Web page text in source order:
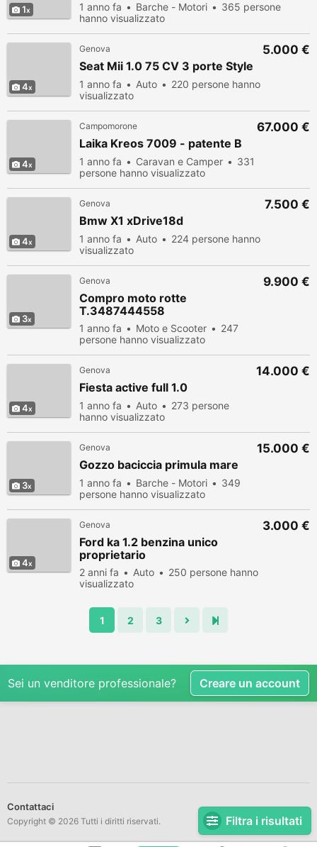
Filtra i risultati
1 1 anno fa Barche - Motori
365 persone
hanno visualizzato
4
Genova
Seat Mii 1.0 75 CV 3 porte Style
1 anno fa Auto
220 persone hanno
visualizzato
5.000 €
4
Campomorone
Laika Kreos 7009 - patente B
1 anno fa Caravan e Camper
331
persone hanno visualizzato
67.000 €
4
Genova
Bmw X1 xDrive18d
1 anno fa Auto
224 persone hanno
visualizzato
7.500 €
3
Genova
Compro moto rotte
T.3487444558
1 anno fa Moto e Scooter
247
persone hanno visualizzato
9.900 €
4
Genova
Fiesta active full 1.0
1 anno fa Auto
273 persone
hanno visualizzato
14.000 €
3
Genova
Gozzo baciccia primula mare
1 anno fa Barche - Motori
349
persone hanno visualizzato
15.000 €
4
Genova
Ford ka 1.2 benzina unico
proprietario
2 anni fa Auto
250 persone hanno
visualizzato
3.000 €
1 2 3
Sei un venditore professionale? Creare un account
Contattaci
Copyright © 2026 Tutti i diritti riservati.